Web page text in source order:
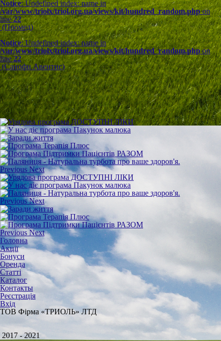
Notice: Undefined index: name in
/var/www/triolx/triol.org.ua/views/kit/hundred_random.phpon
line22
(Промед)
Notice: Undefined index: name in
/var/www/triolx/triol.org.ua/views/kit/hundred_random.phpon
line22
(Санофи Авентис)
Previous Next
Previous Next
Previous Next
Головна
Акції
Бонуси
Оренда
Статті
Каталог
Контакты
Реєстрація
Вхід
ТОВ Фірма «ТРИОЛЬ» ЛТД
2017 - 2021